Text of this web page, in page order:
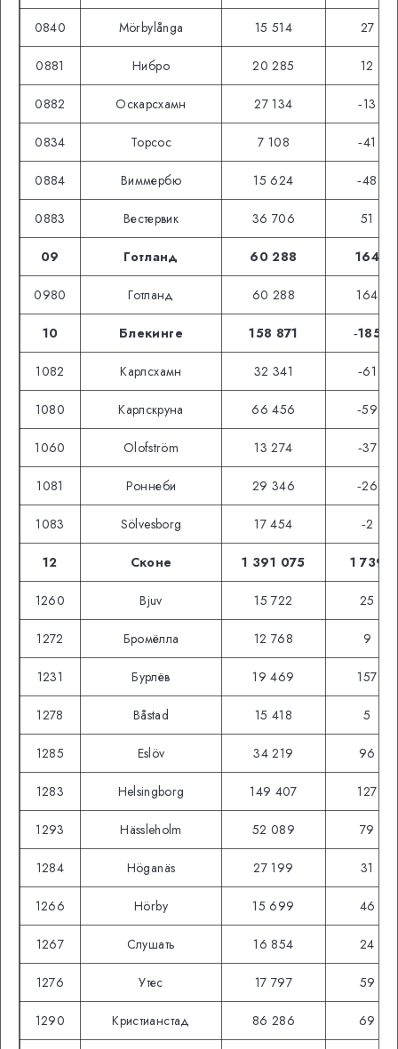
0840 Mörbylånga 15 514 27
0881 Нибро 20 285 12
0882 Оскарсхамн 27 134 ‑13
0834 Торсос 7 108 ‑41
0884 Виммербю 15 624 ‑48
0883 Вестервик 36 706 51
09 Готланд 60 288 164
0980 Готланд 60 288 164
10 Блекинге 158 871 ‑185
1082 Карлсхамн 32 341 ‑61
1080 Карлскруна 66 456 ‑59
1060 Olofström 13 274 ‑37
1081 Роннеби 29 346 ‑26
1083 Sölvesborg 17 454 ‑2
12 Сконе 1 391 075 1 739
1260 Bjuv 15 722 25
1272 Бромёлла 12 768 9
1231 Бурлёв 19 469 157
1278 Båstad 15 418 5
1285 Eslöv 34 219 96
1283 Helsingborg 149 407 127
1293 Hässleholm 52 089 79
1284 Höganäs 27 199 31
1266 Hörby 15 699 46
1267 Слушать 16 854 24
1276 Утес 17 797 59
1290 Кристианстад 86 286 69